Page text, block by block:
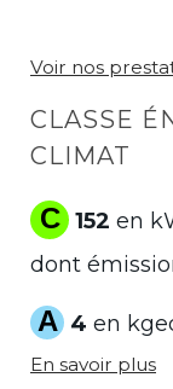
Voir nos
CLASSE
CLIMAT
C 152 en
dont
A 4 en
En savoir plus